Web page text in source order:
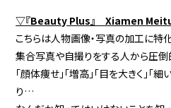
▽『Beauty Plus』 Xiamen
こちらは人物画像・写真の加工に特化
集合写真や自撮りをする人から圧
「顔体痩せ」「増高」「目を大きく」
り…